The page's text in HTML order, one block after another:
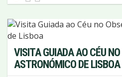
VISITA GUIADA AO CÉU
ASTRONÓMICO DE LISBOA